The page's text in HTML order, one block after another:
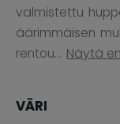
valmistettu
äärimmäisen
rentou... Näytä
VÄRI